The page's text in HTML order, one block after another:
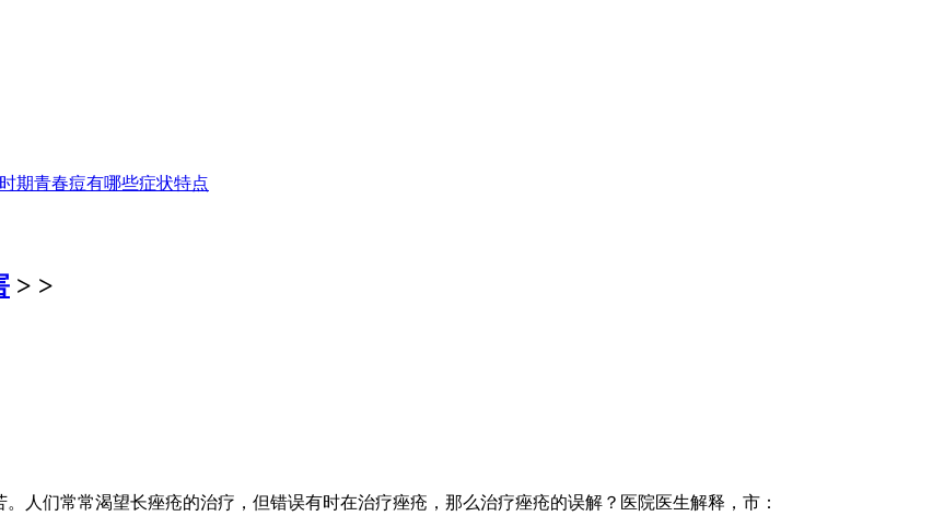
期青春痘有哪些症状特点
> >
人们常常渴望长痤疮的治疗，但错误有时在治疗痤疮，那么治疗痤疮的误解？医院医生解释，市：